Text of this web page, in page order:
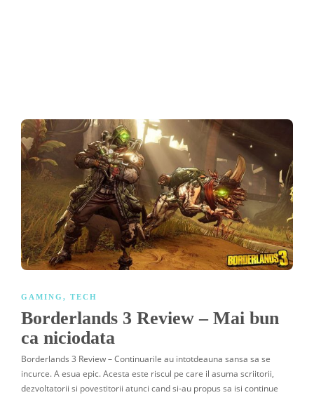
GAMING , TECH
Borderlands 3 Review – Mai bun
ca niciodata
Borderlands 3 Review – Continuarile au intotdeauna sansa sa se
incurce. A esua epic. Acesta este riscul pe care il asuma scriitorii,
dezvoltatorii si povestitorii atunci cand si-au propus sa isi continue